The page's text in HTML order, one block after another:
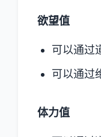
欲望值
可以通过
可以通过
体力值